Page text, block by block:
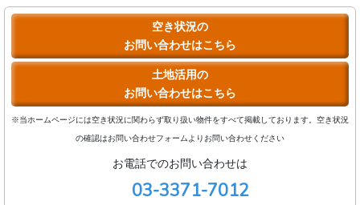
空き状況の
お問い合わせはこちら
土地活用の
お問い合わせはこちら
※当ホームページには空き状況に関わらず取り扱い物件をすべて掲載しております。空き状況
の確認はお問い合わせフォームよりお問い合わせください
お電話でのお問い合わせは
03-3371-7012